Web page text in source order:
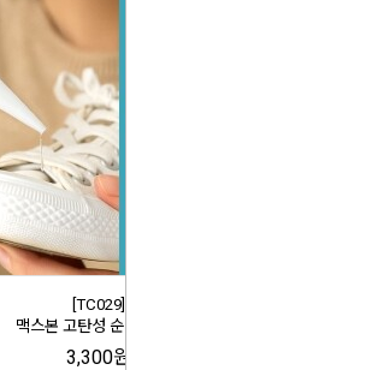
[TC029]
맥스본 고탄성 순간접착제
3,300원